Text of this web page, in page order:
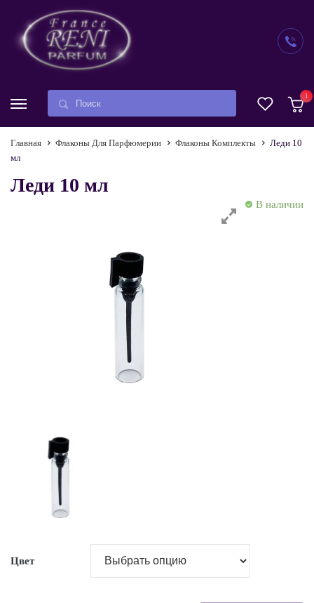
1
Главная Флаконы Для Парфюмерии Флаконы Комплекты
Леди 10
мл
Леди 10 мл
В наличии
Цвет